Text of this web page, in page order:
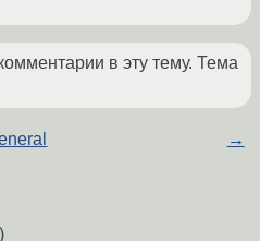
в эту тему. Тема
→